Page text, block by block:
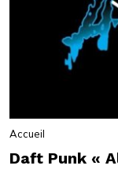
Accueil
Daft Punk «